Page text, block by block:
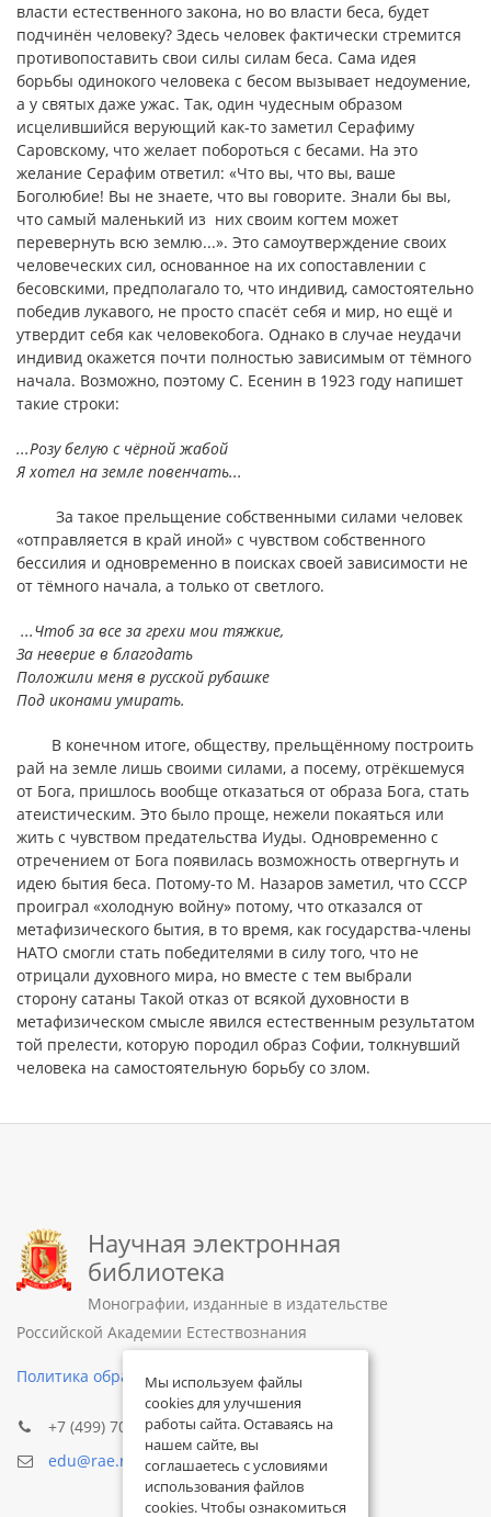
власти естественного закона, но во власти беса, будет
подчинён человеку? Здесь человек фактически стремится
противопоставить свои силы силам беса. Сама идея
борьбы одинокого человека с бесом вызывает недоумение,
а у святых даже ужас. Так, один чудесным образом
исцелившийся верующий как-то заметил Серафиму
Саровскому, что желает побороться с бесами. На это
желание Серафим ответил: «Что вы, что вы, ваше
Боголюбие! Вы не знаете, что вы говорите. Знали бы вы,
что самый маленький из них своим когтем может
перевернуть всю землю...». Это самоутверждение своих
человеческих сил, основанное на их сопоставлении с
бесовскими, предполагало то, что индивид, самостоятельно
победив лукавого, не просто спасёт себя и мир, но ещё и
утвердит себя как человекобога. Однако в случае неудачи
индивид окажется почти полностью зависимым от тёмного
начала. Возможно, поэтому С. Есенин в 1923 году напишет
такие строки:
...Розу белую с чёрной жабой
Я хотел на земле повенчать...
За такое прельщение собственными силами человек
«отправляется в край иной» с чувством собственного
бессилия и одновременно в поисках своей зависимости не
от тёмного начала, а только от светлого.
...Чтоб за все за грехи мои тяжкие,
За неверие в благодать
Положили меня в русской рубашке
Под иконами умирать.
В конечном итоге, обществу, прельщённому построить
рай на земле лишь своими силами, а посему, отрёкшемуся
от Бога, пришлось вообще отказаться от образа Бога, стать
атеистическим. Это было проще, нежели покаяться или
жить с чувством предательства Иуды. Одновременно с
отречением от Бога появилась возможность отвергнуть и
идею бытия беса. Потому-то М. Назаров заметил, что СССР
проиграл «холодную войну» потому, что отказался от
метафизического бытия, в то время, как государства-члены
НАТО смогли стать победителями в силу того, что не
отрицали духовного мира, но вместе с тем выбрали
сторону сатаны Такой отказ от всякой духовности в
метафизическом смысле явился естественным результатом
той прелести, которую породил образ Софии, толкнувший
человека на самостоятельную борьбу со злом.
Научная электронная
библиотека
Монографии, изданные в издательстве
Российской Академии Естествознания
Политика обработки персональных данных
+7 (499) 705-72-30
edu@rae.ru
Мы используем файлы
cookies для улучшения
работы сайта. Оставаясь на
нашем сайте, вы
соглашаетесь с условиями
использования файлов
cookies. Чтобы ознакомиться